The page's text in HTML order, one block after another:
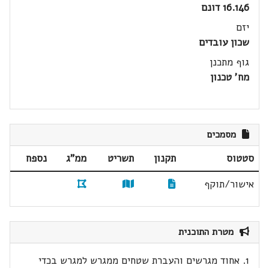
16.146 דונם
יזם
שכון עובדים
גוף מתכנן
מח' טכנון
מסמכים
סטטוס תקנון תשריט ממ"ג
נספח
אישור/תוקף
מטרת התוכנית
1. אחוד מגרשים והעברת שטחים ממגרש למגרש בכדי